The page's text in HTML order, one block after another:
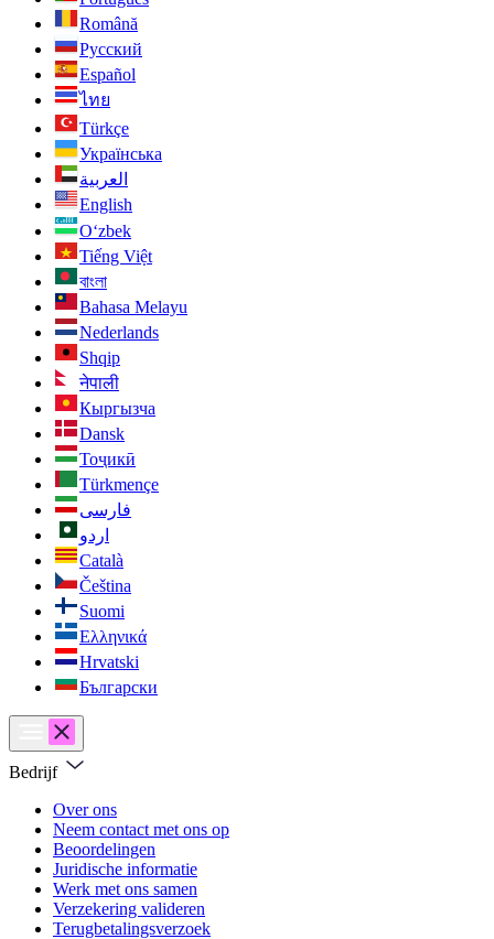
Română
Русский
Español
ไทย
Türkçe
Українська
العربية
English
O‘zbek
Tiếng Việt
বাংলা
Bahasa Melayu
Nederlands
Shqip
नेपाली
Кыргызча
Dansk
Тоҷикӣ
Türkmençe
فارسی
اردو
Català
Čeština
Suomi
Ελληνικά
Hrvatski
Български
Bedrijf
Over ons
Neem contact met ons op
Beoordelingen
Juridische informatie
Werk met ons samen
Verzekering valideren
Terugbetalingsverzoek